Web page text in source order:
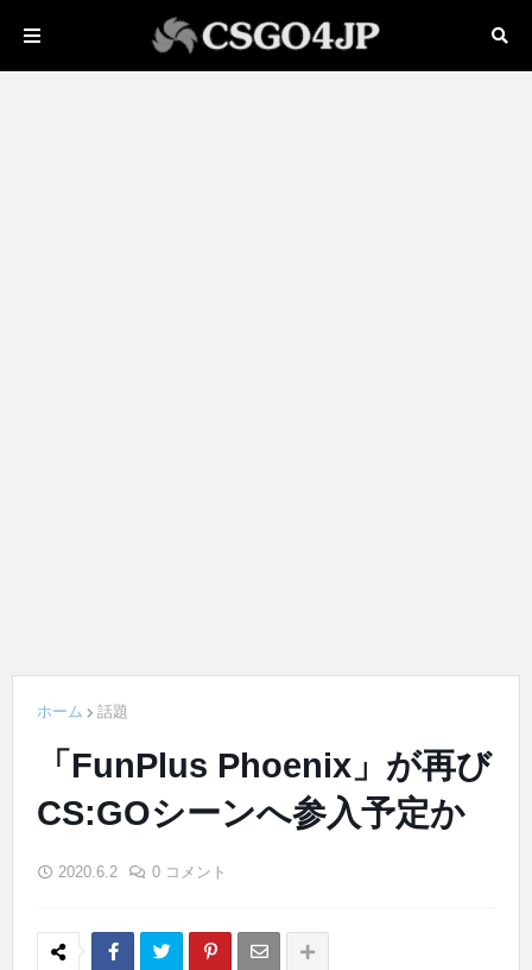
ホーム 話題
「FunPlus Phoenix」が再び
CS:GOシーンへ参入予定か
2020.6.2 0 コメント